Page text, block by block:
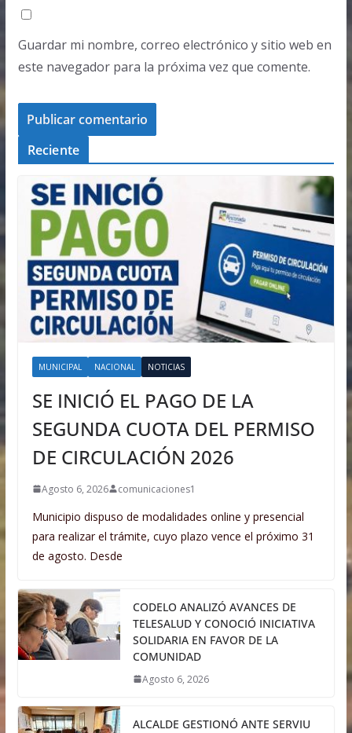
Guardar mi nombre, correo electrónico y sitio web en
este navegador para la próxima vez que comente.
Reciente
MUNICIPAL NACIONAL NOTICIAS
SE INICIÓ EL PAGO DE LA
SEGUNDA CUOTA DEL PERMISO
DE CIRCULACIÓN 2026
Agosto 6, 2026 comunicaciones1
Municipio dispuso de modalidades online y presencial
para realizar el trámite, cuyo plazo vence el próximo 31
de agosto. Desde
CODELO ANALIZÓ AVANCES DE
TELESALUD Y CONOCIÓ INICIATIVA
SOLIDARIA EN FAVOR DE LA
COMUNIDAD
Agosto 6, 2026
ALCALDE GESTIONÓ ANTE SERVIU